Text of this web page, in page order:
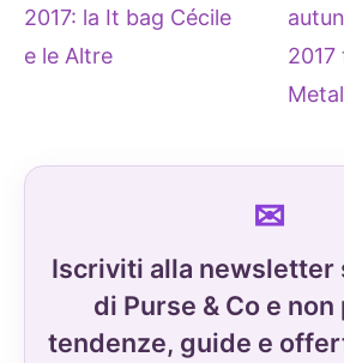
2017: la It bag Cécile
e le Altre
2017
Iscriviti alla newsletter
di Purse & Co e
tendenze, guide e